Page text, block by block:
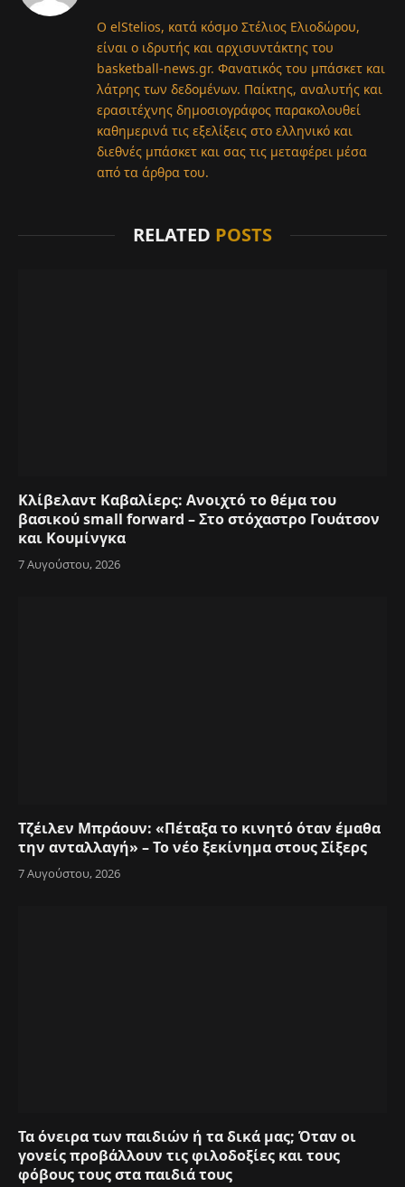
Ο elStelios, κατά κόσμο Στέλιος Ελιοδώρου,
είναι ο ιδρυτής και αρχισυντάκτης του
basketball-news.gr. Φανατικός του μπάσκετ και
λάτρης των δεδομένων. Παίκτης, αναλυτής και
ερασιτέχνης δημοσιογράφος παρακολουθεί
καθημερινά τις εξελίξεις στο ελληνικό και
διεθνές μπάσκετ και σας τις μεταφέρει μέσα
από τα άρθρα του.
RELATED POSTS
Κλίβελαντ Καβαλίερς: Ανοιχτό το θέμα του
βασικού small forward – Στο στόχαστρο Γουάτσον
και Κουμίνγκα
7 Αυγούστου, 2026
Τζέιλεν Μπράουν: «Πέταξα το κινητό όταν έμαθα
την ανταλλαγή» – Το νέο ξεκίνημα στους Σίξερς
7 Αυγούστου, 2026
Τα όνειρα των παιδιών ή τα δικά μας; Όταν οι
γονείς προβάλλουν τις φιλοδοξίες και τους
φόβους τους στα παιδιά τους